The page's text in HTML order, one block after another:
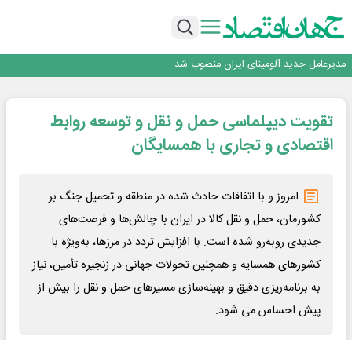
بازگشت فرش ماشینی به اصفهان پس از هفت سال؛ دو نمایشگاه تخصصی در شهر
مدیرعامل جدید آلومینای ایران منصوب شد
رونمایی فولاد غدیر نی ریز از سامانه ی « آقای پولاد»
بازگشت فرش ماشینی به اصفهان پس از هفت سال؛ دو نمایشگاه تخصصی در شهر
نمایشگاهی برگزار می‌شود
عرضه اولیه احیا استیل فولاد بافت
تقویت دیپلماسی حمل و نقل و توسعه روابط
اقتصادی و تجاری با همسایگان
امروز و با اتفاقات حادث شده در منطقه و تحمیل جنگ بر
کشورمان، حمل و نقل کالا در ایران با چالش‌ها و فرصت‌های
جدیدی روبه‌رو شده است. با افزایش تردد در مرزها، به‌ویژه با
کشورهای همسایه و همچنین تحولات جهانی در زنجیره تأمین، نیاز
به برنامه‌ریزی دقیق و بهینه‌سازی مسیرهای حمل و نقل را بیش از
پیش احساس می ‌شود.